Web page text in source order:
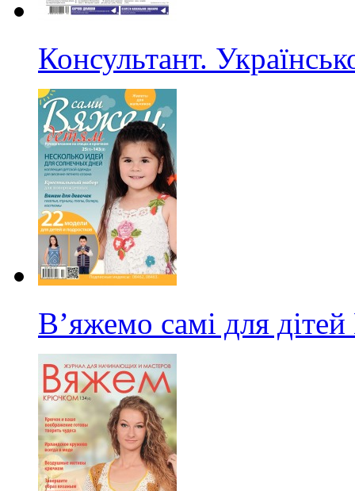
Консультант.
В’яжемо самі для дітей